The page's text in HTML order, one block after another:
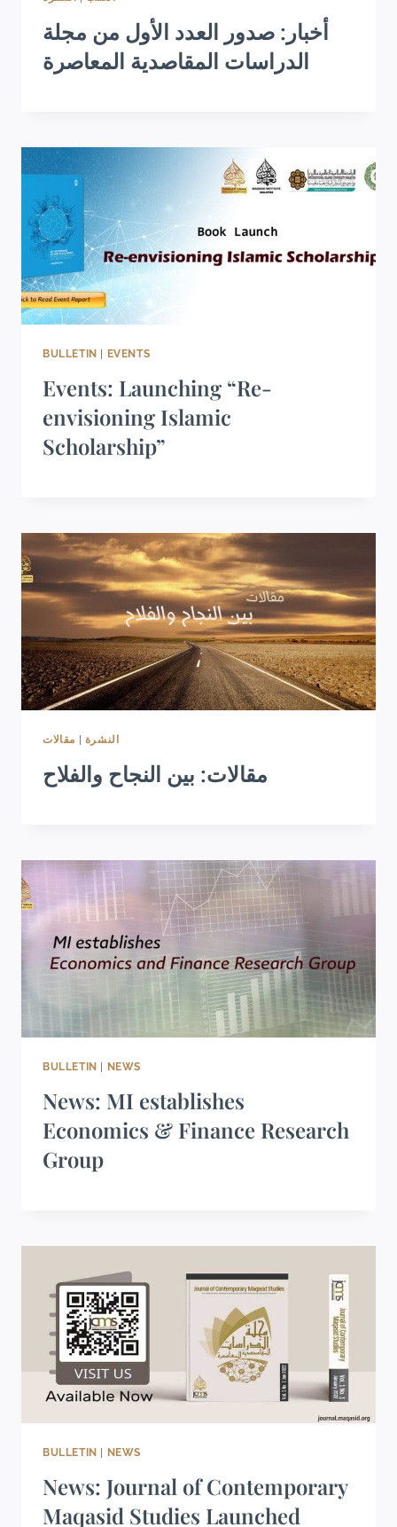
أخبار: صدور العدد الأول من مجلة
الدراسات المقاصدية المعاصرة
BULLETIN EVENTS
Events: Launching “Re-
envisioning Islamic
Scholarship”
النشرة مقالات
مقالات: بين النجاح والفلاح
BULLETIN NEWS
News: MI establishes
Economics & Finance Research
Group
BULLETIN | NEWS
News: Journal of Contemporary
Maqasid Studies Launched